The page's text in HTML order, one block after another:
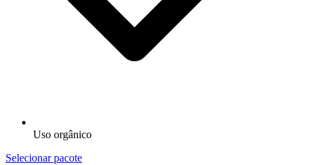
Uso orgânico
Selecionar pacote